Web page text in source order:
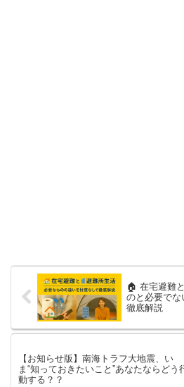
🏠 在宅避難
のと必要でな
徹底解説
【お知らせ版】南海トラフ大地震、い
ま“知っておきたいこと”あなたならどう
動する？？